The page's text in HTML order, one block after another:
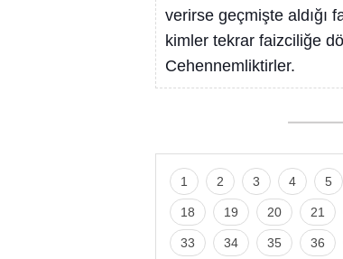
verirse geçmişte aldığı
kimler tekrar faizciliğe
Cehennemliktirler.
1 2 3 4 5
18 19 20 21
33 34 35 36